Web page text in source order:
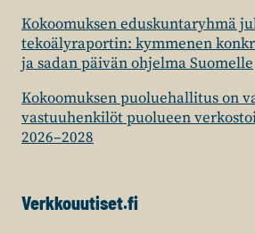
Kokoomuksen eduskuntaryhmä
tekoälyraportin: kymmenen
ja sadan päivän ohjelma Suomelle
Kokoomuksen puoluehallitus on
vastuuhenkilöt puolueen
2026–2028
Verkkouutiset.fi